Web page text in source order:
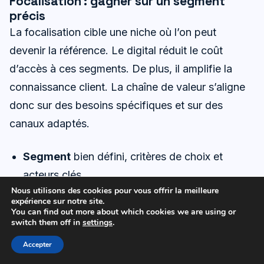
précis
La focalisation cible une niche où l’on peut
devenir la référence. Le digital réduit le coût
d’accès à ces segments. De plus, il amplifie la
connaissance client. La chaîne de valeur s’aligne
donc sur des besoins spécifiques et sur des
canaux adaptés.
Segment bien défini, critères de choix et
acteurs clés.
Offredédiée, preuves de valeur et contenus
ciblés.
Canauxspécialisés et partenariats d’influence.
Nous utilisons des cookies pour vous offrir la meilleure
expérience sur notre site.
You can find out more about which cookies we are using or
switch them off in settings.
Accepter